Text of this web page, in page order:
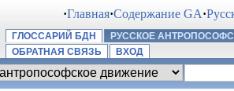
·Главная·Содержание GA·
ГЛОССАРИЙ БДН
РУССКОЕ
ОБРАТНАЯ СВЯЗЬ
ВХОД